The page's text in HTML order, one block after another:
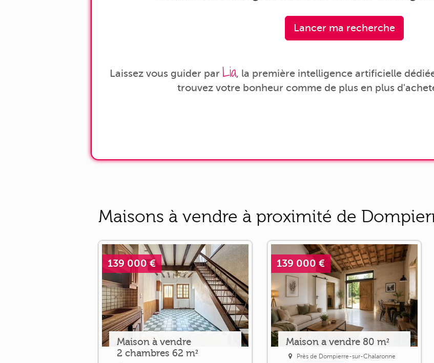
Lancer ma recherche
Laissez vous guider par Lia, la première intelligence artificielle
trouvez votre bonheur comme de plus en plus
Maisons à vendre à proximité de
139 000 €
Maison à vendre
2 chambres 62 m²
139 000 €
Maison a vendre 80 m²
Près de Dompierre-sur-Chalaronne